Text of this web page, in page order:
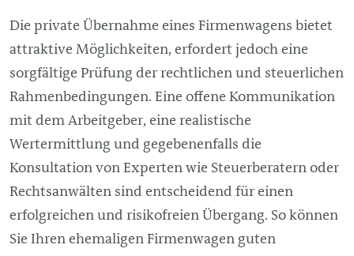
Die private Übernahme eines Firmenwagens bietet
attraktive Möglichkeiten, erfordert jedoch eine
sorgfältige Prüfung der rechtlichen und steuerlichen
Rahmenbedingungen. Eine offene Kommunikation
mit dem Arbeitgeber, eine realistische
Wertermittlung und gegebenenfalls die
Konsultation von Experten wie Steuerberatern oder
Rechtsanwälten sind entscheidend für einen
erfolgreichen und risikofreien Übergang. So können
Sie Ihren ehemaligen Firmenwagen guten